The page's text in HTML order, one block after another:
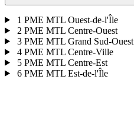
1 PME MTL Ouest-de-l'Île
2 PME MTL Centre-Ouest
3 PME MTL Grand Sud-Ouest
4 PME MTL Centre-Ville
5 PME MTL Centre-Est
6 PME MTL Est-de-l'Île